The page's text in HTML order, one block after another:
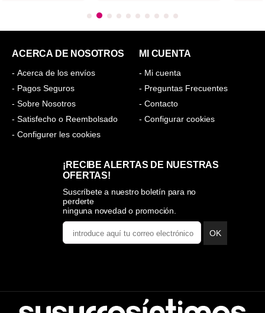
ACERCA DE NOSOTROS
- Acerca de los envíos
- Pagos Seguros
- Sobre Nosotros
- Satisfecho o Reembolsado
- Configurer les cookies
MI CUENTA
- Mi cuenta
- Preguntas Frecuentes
- Contacto
- Configurar cookies
¡RECIBE ALERTAS DE NUESTRAS
OFERTAS!
Suscríbete a nuestro boletín para no
perderte
ninguna novedad o promoción.
OK